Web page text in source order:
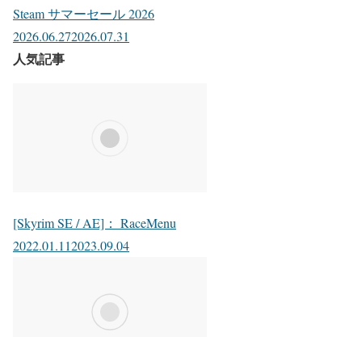
Steam サマーセール 2026
2026.06.272026.07.31
人気記事
[Skyrim SE / AE]： RaceMenu
2022.01.112023.09.04